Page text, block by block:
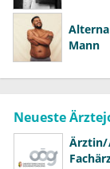
Mann
Neueste
Ärztin/